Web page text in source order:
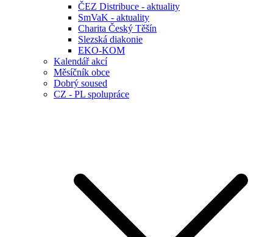
ČEZ Distribuce - aktuality
SmVaK - aktuality
Charita Český Těšín
Slezská diakonie
EKO-KOM
Kalendář akcí
Měsíčník obce
Dobrý soused
CZ - PL spolupráce